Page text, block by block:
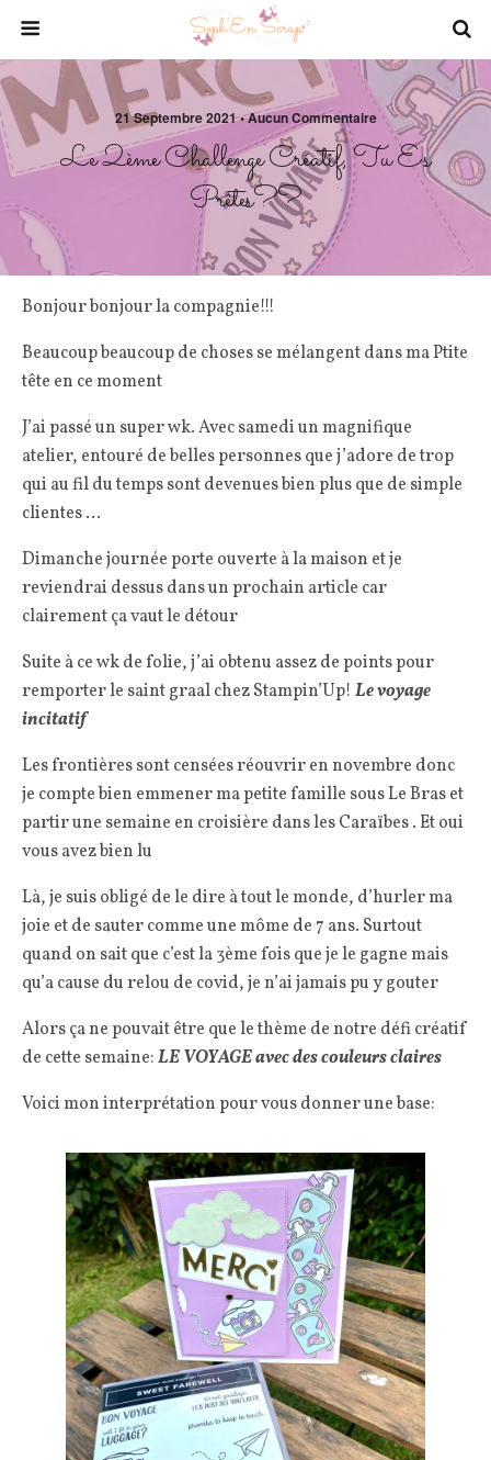
21 Septembre 2021 • Aucun Commentaire
Le 2ème Challenge Créatif, Tu Es
Prêtes??
Bonjour bonjour la compagnie!!!
Beaucoup beaucoup de choses se mélangent dans ma Ptite
tête en ce moment
J’ai passé un super wk. Avec samedi un magnifique
atelier, entouré de belles personnes que j’adore de trop
qui au fil du temps sont devenues bien plus que de simple
clientes …
Dimanche journée porte ouverte à la maison et je
reviendrai dessus dans un prochain article car
clairement ça vaut le détour
Suite à ce wk de folie, j’ai obtenu assez de points pour
remporter le saint graal chez Stampin’Up! Le voyage
incitatif
Les frontières sont censées réouvrir en novembre donc
je compte bien emmener ma petite famille sous Le Bras et
partir une semaine en croisière dans les Caraïbes . Et oui
vous avez bien lu
Là, je suis obligé de le dire à tout le monde, d’hurler ma
joie et de sauter comme une môme de 7 ans. Surtout
quand on sait que c’est la 3ème fois que je le gagne mais
qu’a cause du relou de covid, je n’ai jamais pu y gouter
Alors ça ne pouvait être que le thème de notre défi créatif
de cette semaine:LE VOYAGE avec des couleurs claires
Voici mon interprétation pour vous donner une base: